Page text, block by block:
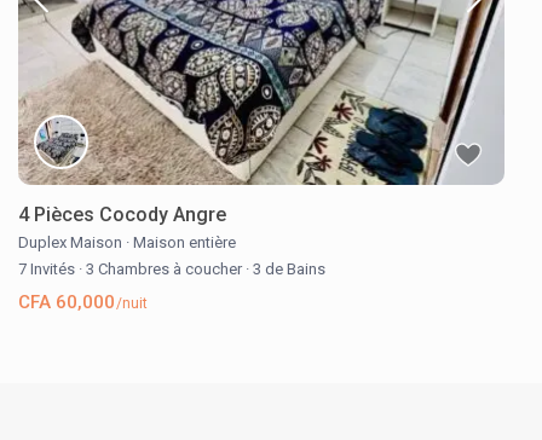
4 Pièces Cocody Angre
Duplex Maison · Maison entière
7 Invités · 3 Chambres à coucher · 3 de Bains
CFA 60,000/nuit